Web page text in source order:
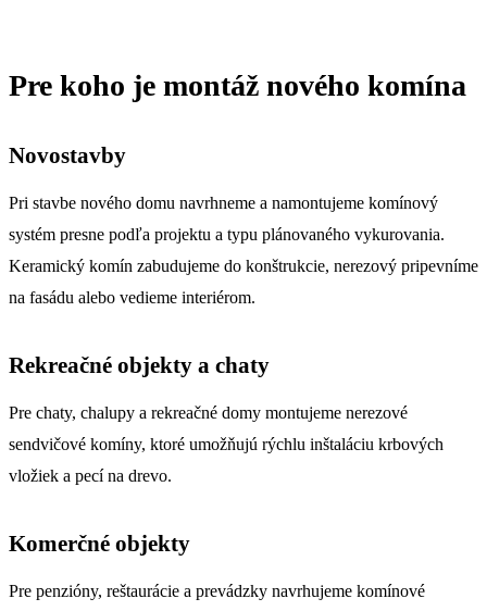
Pre koho je montáž nového komína
Novostavby
Pri stavbe nového domu navrhneme a namontujeme komínový
systém presne podľa projektu a typu plánovaného vykurovania.
Keramický komín zabudujeme do konštrukcie, nerezový pripevníme
na fasádu alebo vedieme interiérom.
Rekreačné objekty a chaty
Pre chaty, chalupy a rekreačné domy montujeme nerezové
sendvičové komíny, ktoré umožňujú rýchlu inštaláciu krbových
vložiek a pecí na drevo.
Komerčné objekty
Pre penzióny, reštaurácie a prevádzky navrhujeme komínové